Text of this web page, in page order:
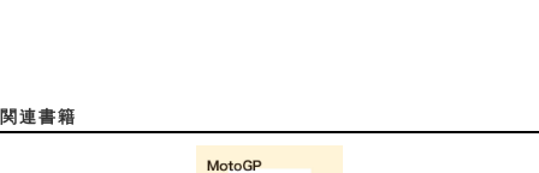
関連書籍